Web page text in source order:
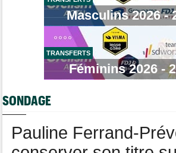
Niedermaier : "J’ai dit à Kasia que ce n’est
Tour de Burgos
Felix Gall : "Ma 1ère victoire au général : un
Tour de France Femmes
Lorena Wiebes : "Je dois encore finir la
Masculins 2026 -
TRANSFERTS
Féminins 2026 -
SONDAGE
Pauline Ferrand-